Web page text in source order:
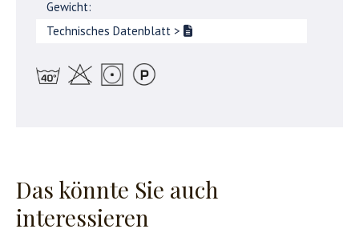
Gewicht:
Technisches Datenblatt >
Das könnte Sie auch
interessieren